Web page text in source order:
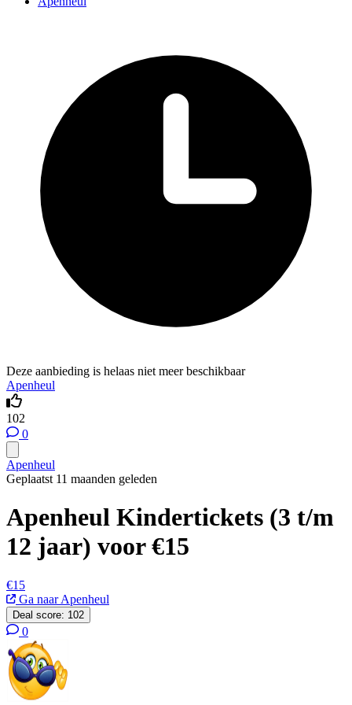
Deze aanbieding is helaas niet meer beschikbaar
Apenheul
102
0
Apenheul
Geplaatst 11 maanden geleden
Apenheul Kindertickets (3 t/m
12 jaar) voor €15
€15
Ga naar Apenheul
Deal score: 102
0